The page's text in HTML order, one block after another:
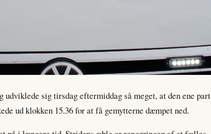
udviklede sig tirsdag eftermiddag så meget, at den ene part
ud klokken 15.36 for at få gemytterne dæmpet ned.